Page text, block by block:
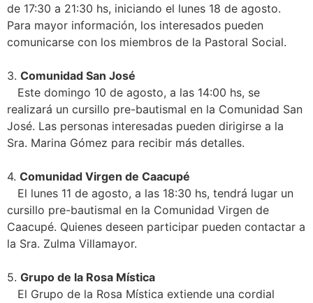
de 17:30 a 21:30 hs, iniciando el lunes 18 de agosto.
Para mayor información, los interesados pueden
comunicarse con los miembros de la Pastoral Social.
3. Comunidad San José
Este domingo 10 de agosto, a las 14:00 hs, se
realizará un cursillo pre-bautismal en la Comunidad San
José. Las personas interesadas pueden dirigirse a la
Sra. Marina Gómez para recibir más detalles.
4. Comunidad Virgen de Caacupé
El lunes 11 de agosto, a las 18:30 hs, tendrá lugar un
cursillo pre-bautismal en la Comunidad Virgen de
Caacupé. Quienes deseen participar pueden contactar a
la Sra. Zulma Villamayor.
5. Grupo de la Rosa Mística
El Grupo de la Rosa Mística extiende una cordial